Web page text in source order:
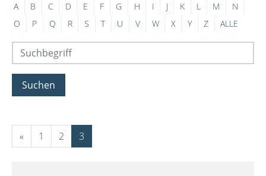
A B C D E F G H I J K L M
N
O
P Q R S T U V W X Y Z ALLE
Suchen
« 1 2 3